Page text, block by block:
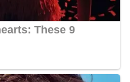
masyarakat. Melalui
tidak
penyampai informasi
sebagai mitra
keamanan lingkungan